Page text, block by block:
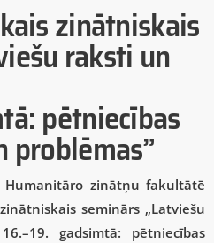
zinātniskais
raksti un
pētniecības
Humanitāro zinātņu fakultātē
seminārs „Latviešu
gadsimtā: pētniecības